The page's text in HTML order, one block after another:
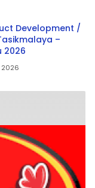
Development /
–
2026
2026